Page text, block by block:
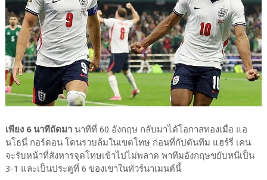
เพียง 6 นาทีถัดมานาทีที่ 60 อังกฤษ กลับมาได้โอกาสทองเมื่อ แอ
นโธนี่ กอร์ดอน โดนรวบล้มในเขตโทษ ก่อนที่กัปตันทีม แฮร์รี่ เคน
จะรับหน้าที่สังหารจุดโทษเข้าไปไม่พลาด พาทีมอังกฤษขยับหนีเป็น
3-1 และเป็นประตูที่ 6 ของเขาในทัวร์นาเมนต์นี้